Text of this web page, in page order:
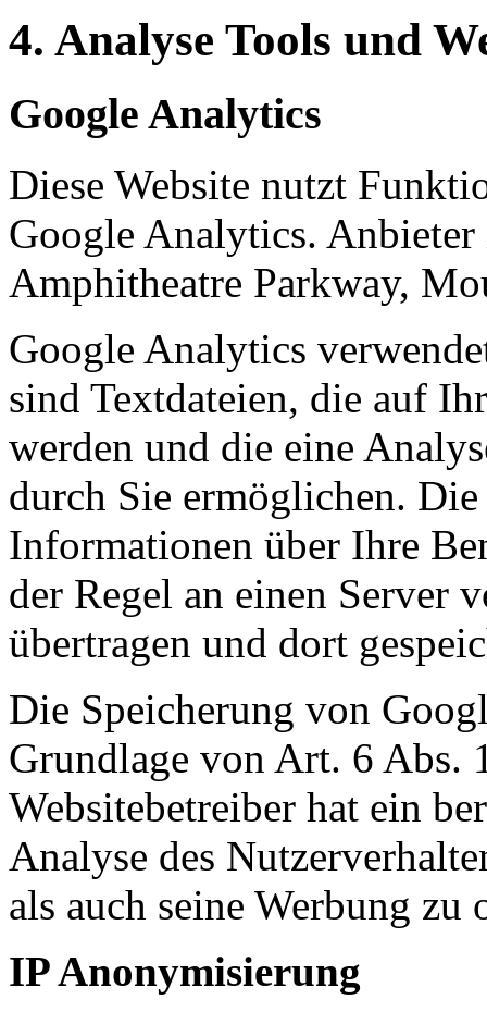
4. Analyse Tools und
Google Analytics
Diese Website nutzt
Google Analytics.
Amphitheatre Parkway,
Google Analytics
sind Textdateien, die auf
werden und die eine
durch Sie ermöglichen.
Informationen über Ihre
der Regel an einen Server
übertragen und dort
Die Speicherung von
Grundlage von Art. 6 Abs.
Websitebetreiber hat ein
Analyse des
als auch seine Werbung zu
IP Anonymisierung